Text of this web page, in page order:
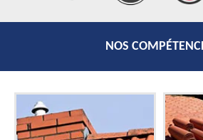
NOS